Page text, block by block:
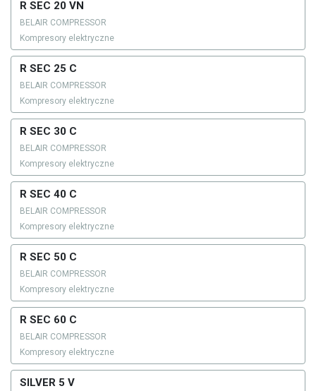
R SEC 20 VN
BELAIR COMPRESSOR
Kompresory elektryczne
R SEC 25 C
BELAIR COMPRESSOR
Kompresory elektryczne
R SEC 30 C
BELAIR COMPRESSOR
Kompresory elektryczne
R SEC 40 C
BELAIR COMPRESSOR
Kompresory elektryczne
R SEC 50 C
BELAIR COMPRESSOR
Kompresory elektryczne
R SEC 60 C
BELAIR COMPRESSOR
Kompresory elektryczne
SILVER 5 V